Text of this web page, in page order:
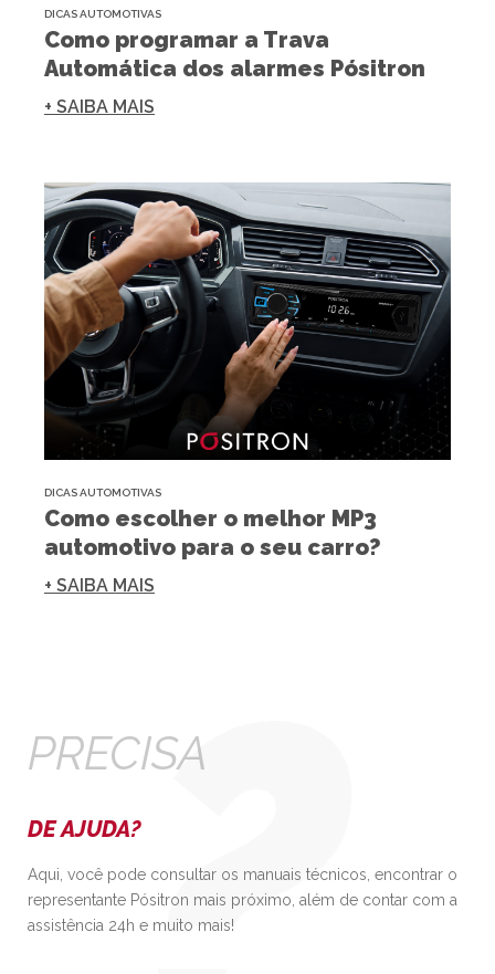
DICAS AUTOMOTIVAS
Como programar a Trava
Automática dos alarmes Pósitron
+ SAIBA MAIS
DICAS AUTOMOTIVAS
Como escolher o melhor MP3
automotivo para o seu carro?
+ SAIBA MAIS
PRECISA
DE AJUDA?
Aqui, você pode consultar os manuais técnicos, encontrar o
representante Pósitron mais próximo, além de contar com a
assistência 24h e muito mais!